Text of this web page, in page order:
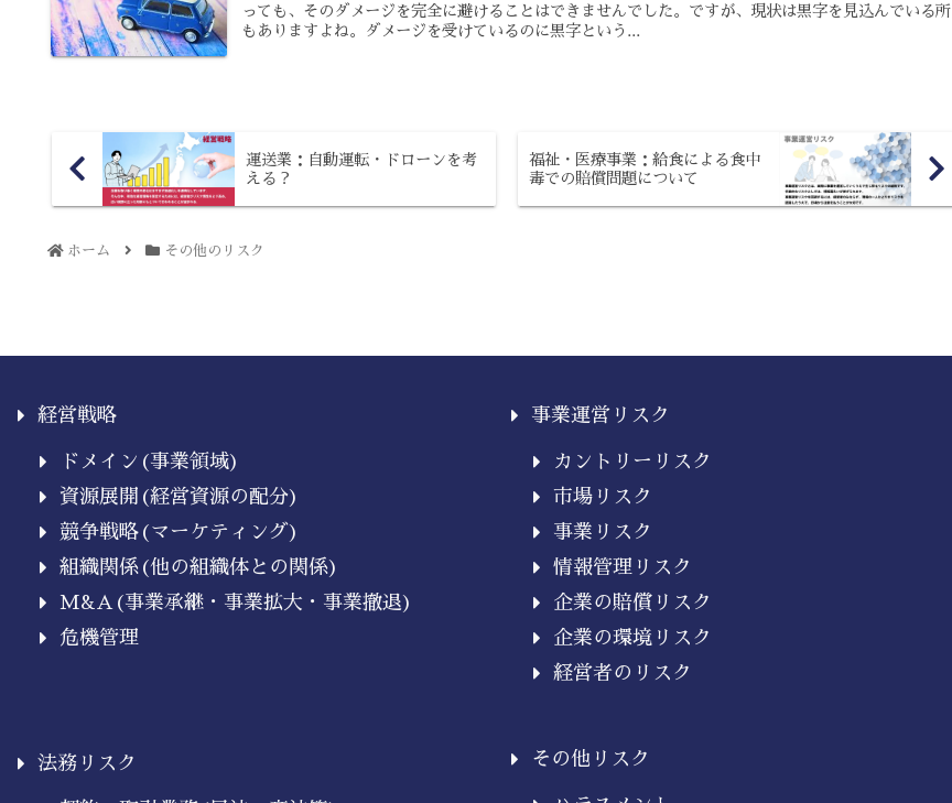
っても、そのダメージを完全に避けることはできませんでした。ですが、現状は黒字を見込んでいる所
もありますよね。ダメージを受けているのに黒字という...
運送業：自動運転・ドローンを考
える？
福祉・医療事業：給食による食中
毒での賠償問題について
ホーム その他のリスク
経営戦略
ドメイン(事業領域)
資源展開(経営資源の配分)
競争戦略(マーケティング)
組織関係(他の組織体との関係)
M&A(事業承継・事業拡大・事業撤退)
危機管理
法務リスク
事業運営リスク
カントリーリスク
市場リスク
事業リスク
情報管理リスク
企業の賠償リスク
企業の環境リスク
経営者のリスク
その他リスク